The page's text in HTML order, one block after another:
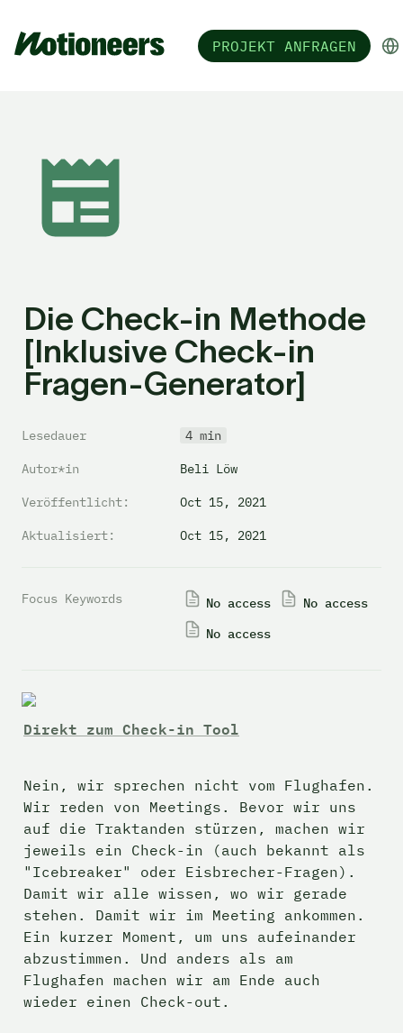
PROJEKT ANFRAGEN
Die Check-in Methode
[Inklusive Check-in
Fragen-Generator]
Lesedauer 4 min
Autor*in Beli Löw
Veröffentlicht: Oct 15, 2021
Aktualisiert: Oct 15, 2021
Focus Keywords No access
No access
No access
Direkt zum Check-in Tool
Nein, wir sprechen nicht vom Flughafen.
Wir reden von Meetings. Bevor wir uns
auf die Traktanden stürzen, machen wir
jeweils ein Check-in (auch bekannt als
"Icebreaker" oder Eisbrecher-Fragen).
Damit wir alle wissen, wo wir gerade
stehen. Damit wir im Meeting ankommen.
Ein kurzer Moment, um uns aufeinander
abzustimmen. Und anders als am
Flughafen machen wir am Ende auch
wieder einen Check-out.